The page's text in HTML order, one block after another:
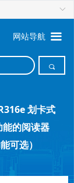
끠
끀
网站导航
ꀅ
划卡式
的阅读器
可选）